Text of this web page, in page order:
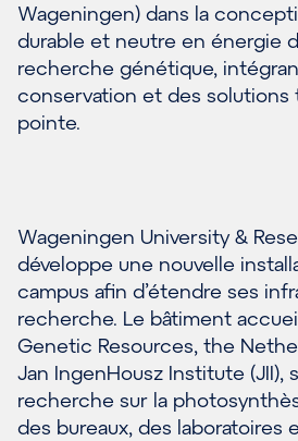
Wageningen) dans la
durable et neutre en énergie
recherche génétique,
conservation et des solutions
pointe.
Wageningen University &
développe une nouvelle
campus afin d’étendre ses
recherche. Le bâtiment
Genetic Resources, the
Jan IngenHousz Institute (JII),
recherche sur la
des bureaux, des laboratoires